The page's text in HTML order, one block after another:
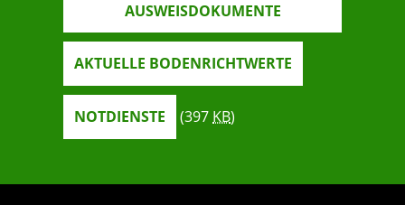
AUSWEISDOKUMENTE
AKTUELLE BODENRICHTWERTE
NOTDIENSTE (397 KB)